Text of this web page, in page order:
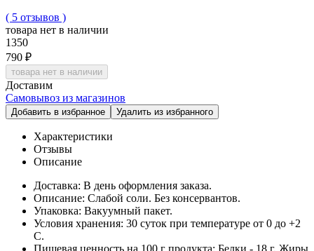
( 5 отзывов )
товара нет в наличии
1350
790 ₽
товара нет в наличии
Доставим
Самовывоз из магазинов
Добавить в избранное Удалить из избранного
Характеристики
Отзывы
Описание
Доставка: В день оформления заказа.
Описание: Слабой соли. Без консервантов.
Упаковка: Вакуумный пакет.
Условия хранения: 30 суток при температуре от 0 до +2
С.
Пищевая ценность на 100 г продукта: Белки - 18 г, Жиры